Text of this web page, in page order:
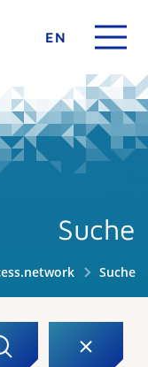
EN
Suche
Suche